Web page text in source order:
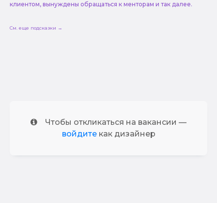
клиентом, вынуждены обращаться к менторам и так далее.
См. еще подсказки →
Чтобы откликаться на вакансии —
войдитекак дизайнер